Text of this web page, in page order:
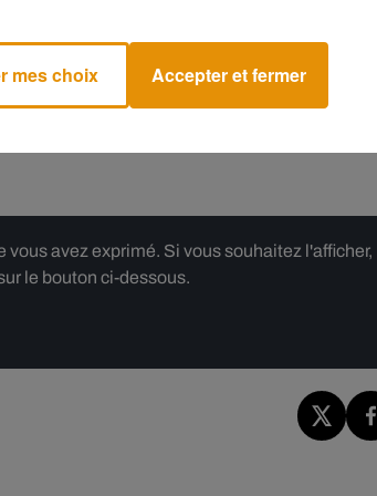
incontournables de la pop.
Cyrus découvre sa poupée pour la
Signature, qui rend hommage à des
avez exprimé. Si vous souhaitez l'afficher,
le bouton ci-dessous.
mes choix Accepter et fermer